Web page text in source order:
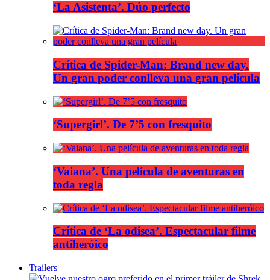
‘La Asistenta’. Dúo perfecto
Crítica de Spider-Man: Brand new day.
Un gran poder conlleva una gran película
‘Supergirl’. De 7’5 con fresquito
‘Vaiana’. Una película de aventuras en
toda regla
Crítica de ‘La odisea’. Espectacular filme
antiheróico
Trailers